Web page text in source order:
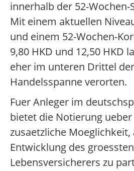
innerhalb der 52-
Mit einem aktuellen
und einem 52-Wochen-
9,80 HKD und 12,50 HKD
eher im unteren Drittel
Handelsspanne verorten.
Fuer Anleger im
bietet die Notierung
zusaetzliche Moeglichkeit,
Entwicklung des
Lebensversicherers zu